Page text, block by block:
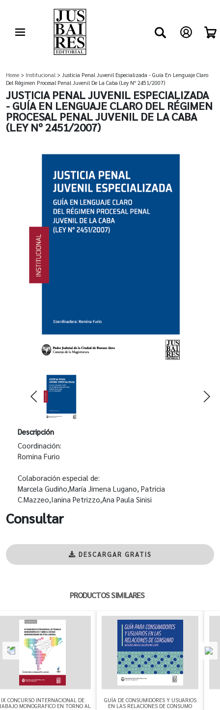
Home > Institucional > Justicia Penal Juvenil Especializada - Guía En Lenguaje Claro
Del Régimen Procesal Penal Juvenil De La Caba (Ley Nº 2451/2007)
JUSTICIA PENAL JUVENIL ESPECIALIZADA
- GUÍA EN LENGUAJE CLARO DEL RÉGIMEN
PROCESAL PENAL JUVENIL DE LA CABA
(LEY Nº 2451/2007)
Descripción
Coordinación:
Romina Furio
Colaboración especial de:
Marcela Gudiño,María Jimena Lugano, Patricia
C.Mazzeo,Ianina Petrizzo,Ana Paula Sinisi
Consultar
DESCARGAR GRATIS
PRODUCTOS SIMILARES
IX CONCURSO INTERNACIONAL DE
MONOGRAFICO EN TORNO AL
GUÍA DE CONSUMIDORES Y USUARIOS
EN LAS RELACIONES DE CONSUMO